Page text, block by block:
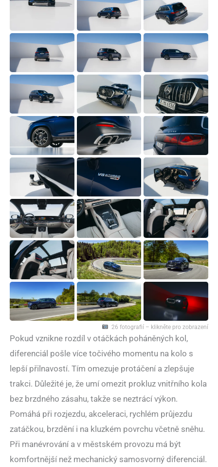
26 fotografií – klikněte pro zobrazení
Pokud vznikne rozdíl v otáčkách poháněných kol,
diferenciál pošle více točivého momentu na kolo s
lepší přilnavostí. Tím omezuje protáčení a zlepšuje
trakci. Důležité je, že umí omezit prokluz vnitřního kola
bez brzdného zásahu, takže se neztrácí výkon.
Pomáhá při rozjezdu, akceleraci, rychlém průjezdu
zatáčkou, brzdění i na kluzkém povrchu včetně sněhu.
Při manévrování a v městském provozu má být
komfortnější než mechanický samosvorný diferenciál.